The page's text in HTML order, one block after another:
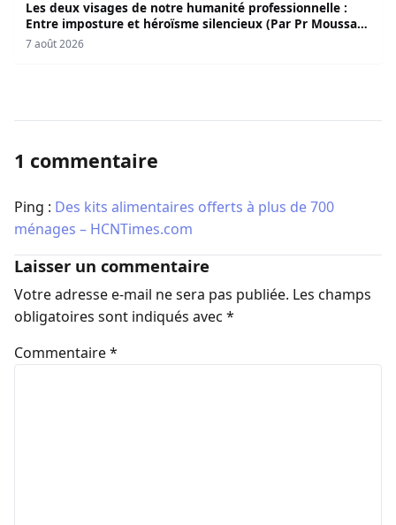
Les deux visages de notre humanité professionnelle :
Entre imposture et héroïsme silencieux (Par Pr Moussa
Seydi)
7 août 2026
1 commentaire
Ping : Des kits alimentaires offerts à plus de 700
ménages – HCNTimes.com
Laisser un commentaire
Votre adresse e-mail ne sera pas publiée. Les champs
obligatoires sont indiqués avec *
Commentaire*